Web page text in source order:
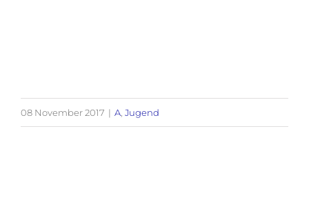
08 November 2017 | A Jugend